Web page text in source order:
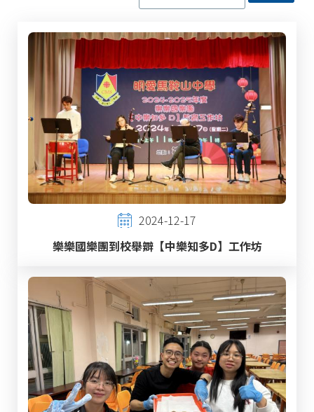
2024-12-17
樂樂國樂團到校舉辧【中樂知多D】工作坊